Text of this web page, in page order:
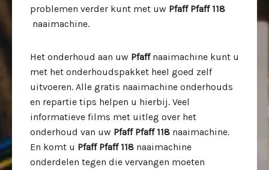
problemen verder kunt met uw Pfaff Pfaff 118
naaimachine.
Het onderhoud aan uw Pfaffnaaimachine kunt u
met het onderhoudspakket heel goed zelf
uitvoeren. Alle gratis naaimachine onderhouds
en repartie tips helpen u hierbij. Veel
informatieve films met uitleg over het
onderhoud van uw Pfaff Pfaff 118 naaimachine.
En komt u Pfaff Pfaff 118 naaimachine
onderdelen tegen die vervangen moeten